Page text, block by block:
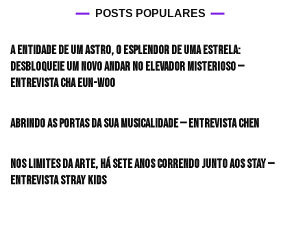
POSTS POPULARES
A entidade de um astro, o esplendor de uma estrela:
desbloqueie um novo andar no elevador misterioso —
Entrevista CHA EUN-WOO
Abrindo as portas da sua musicalidade — Entrevista CHEN
Nos limites da arte, há sete anos correndo junto aos STAY —
Entrevista Stray Kids